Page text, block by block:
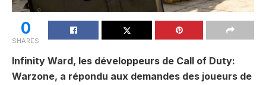
0
SHARES
Infinity Ward, les développeurs de Call of Duty:
Warzone, a répondu aux demandes des joueurs de